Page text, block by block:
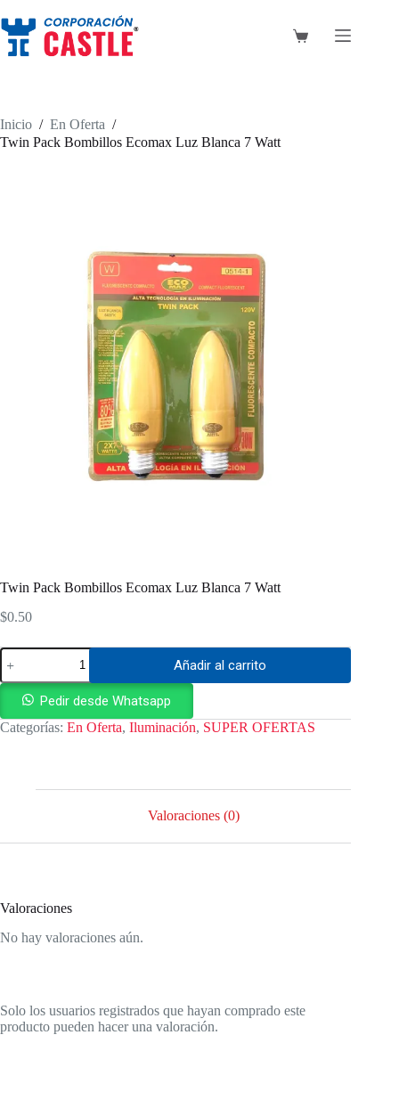
al
contenido
Carro
Inicio / En Oferta /
Twin Pack Bombillos Ecomax Luz Blanca 7 Watt
Twin Pack Bombillos Ecomax Luz Blanca 7 Watt
$0.50
Twin
Pack
Bombillos
Ecomax
Luz
Blanca
Añadir al carrito
Pedir desde Whatsapp
Categorías: En Oferta, Iluminación, SUPER OFERTAS
Valoraciones (0)
Valoraciones
No hay valoraciones aún.
Solo los usuarios registrados que hayan comprado este
producto pueden hacer una valoración.